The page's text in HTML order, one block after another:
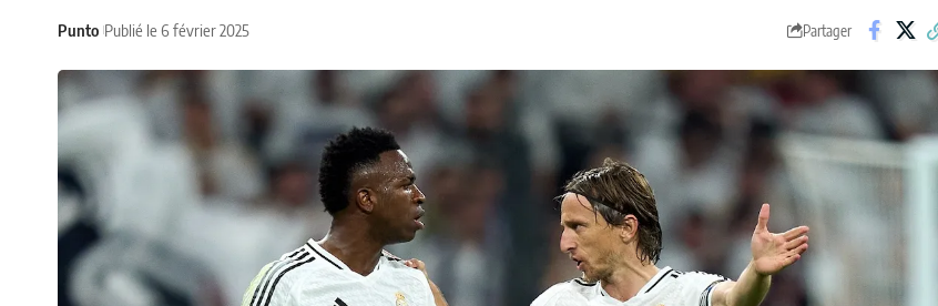
Punto Publié le 6 février 2025 Partager